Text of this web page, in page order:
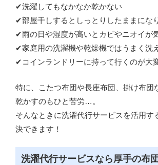
✔洗濯してもなかなか乾かない
✔部屋干しするとしっとりしたままにな
✔雨の日や湿度が高いとカビやニオイが
✔家庭用の洗濯機や乾燥機ではうまく洗
✔コインランドリーに持って行くのが大
特に、こたつ布団や長座布団、掛け布団
乾かすのもひと苦労…。
そんなときに洗濯代行サービスを活用す
決できます！
洗濯代行サービスなら厚手の布